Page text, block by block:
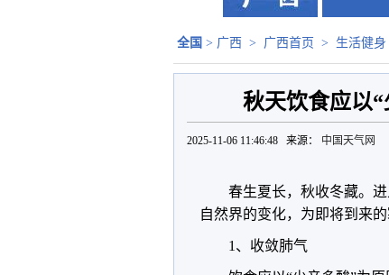
全国 > 广西 > 广西首页 > 生活健身
秋天饮食应以
2025-11-06 11:46:48 来源： 中国天气网
春生夏长，秋收冬藏。
自然界的变化，为即将到来的
1、收敛肺气